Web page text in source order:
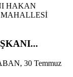
30 Temmuz